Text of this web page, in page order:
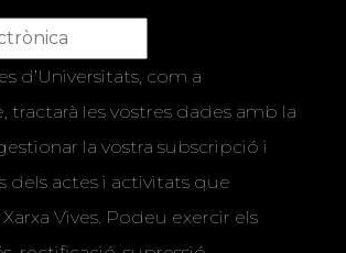
d’Universitats, com a
tractarà les vostres dades amb la
la vostra subscripció i
dels actes i activitats que
Vives. Podeu exercir els